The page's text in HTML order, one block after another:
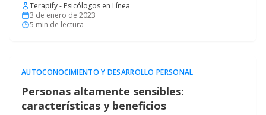
Terapify - Psicólogos en Línea
3 de enero de 2023
5 min de lectura
AUTOCONOCIMIENTO Y DESARROLLO PERSONAL
Personas altamente sensibles:
características y beneficios